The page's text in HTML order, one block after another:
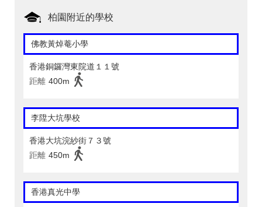
柏園附近的學校
佛教黃焯菴小學
香港銅鑼灣東院道１１號
距離 400m
李陞大坑學校
香港大坑浣紗街７３號
距離 450m
香港真光中學